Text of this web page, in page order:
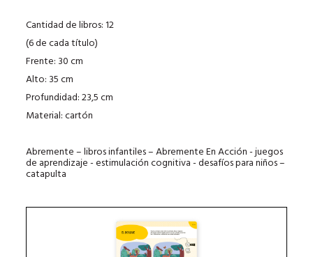
Cantidad de libros: 12
(6 de cada título)
Frente: 30 cm
Alto: 35 cm
Profundidad: 23,5 cm
Material: cartón
Abremente – libros infantiles – Abremente En Acción - juegos
de aprendizaje - estimulación cognitiva - desafíos para niños –
catapulta